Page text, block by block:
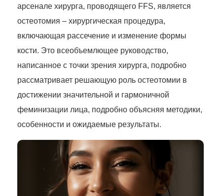
арсенале хирурга, проводящего FFS, является
остеотомия – хирургическая процедура,
включающая рассечение и изменение формы
кости. Это всеобъемлющее руководство,
написанное с точки зрения хирурга, подробно
рассматривает решающую роль остеотомии в
достижении значительной и гармоничной
феминизации лица, подробно объясняя методики,
особенности и ожидаемые результаты.